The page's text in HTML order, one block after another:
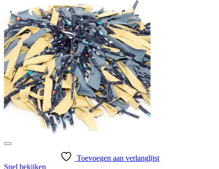
Toevoegen aan verlanglijst
Snel bekijken